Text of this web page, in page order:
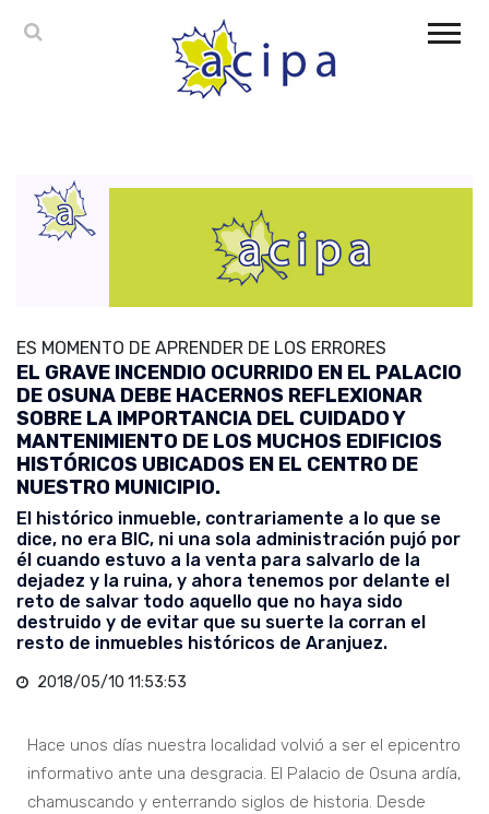
ES MOMENTO DE APRENDER DE LOS ERRORES
EL GRAVE INCENDIO OCURRIDO EN EL PALACIO
DE OSUNA DEBE HACERNOS REFLEXIONAR
SOBRE LA IMPORTANCIA DEL CUIDADO Y
MANTENIMIENTO DE LOS MUCHOS EDIFICIOS
HISTÓRICOS UBICADOS EN EL CENTRO DE
NUESTRO MUNICIPIO.
El histórico inmueble, contrariamente a lo que se
dice, no era BIC, ni una sola administración pujó por
él cuando estuvo a la venta para salvarlo de la
dejadez y la ruina, y ahora tenemos por delante el
reto de salvar todo aquello que no haya sido
destruido y de evitar que su suerte la corran el
resto de inmuebles históricos de Aranjuez.
2018/05/10 11:53:53
Hace unos días nuestra localidad volvió a ser el epicentro
informativo ante una desgracia. El Palacio de Osuna ardía,
chamuscando y enterrando siglos de historia. Desde